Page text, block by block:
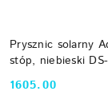
Prysznic solarny
stóp, niebieski
Cena:
1605.00